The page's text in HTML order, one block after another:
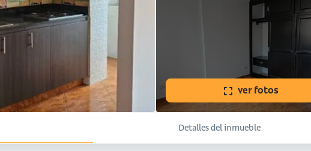
ver fotos
Detalles del inmueble